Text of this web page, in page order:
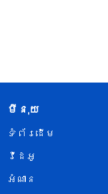
មីនុយ
ទំព័រ​ដើម
វីដេអូ
អំណាន